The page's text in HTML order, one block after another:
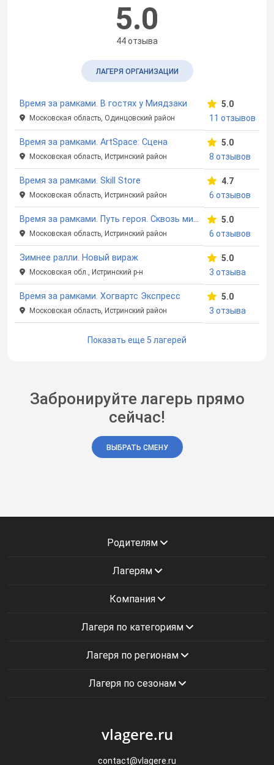
5.0
44 отзыва
ЛАГЕРЯ ОРГАНИЗАЦИИ
Время за рамками. В гостях у Миядзаки
Московская область, Одинцовский район
5.0
11 отзывов
Время за рамками. ArtSpace: Сцена
Московская область, Истринский район
5.0
8 отзывов
Время за рамками. Skill Store
Московская область, Истринский район
4.7
6 отзывов
Время за рамками. Путь героя. Сквозь миры
Московская область, Истринский район
5.0
6 отзывов
Зимнее ралли. Новый вираж
Московская обл., Истринский р-н
5.0
3 отзыва
Время за рамками. Хогвартс Экспресс
Московская область, Истринский район
5.0
3 отзыва
Показать еще 5 лагерей
Забронируйте лагерь прямо
сейчас!
ВЫБРАТЬ СМЕНУ
Родителям
Лагерям
Компания
Лагеря по категориям
Лагеря по регионам
Лагеря по сезонам
vlagere.ru
contact@vlagere.ru